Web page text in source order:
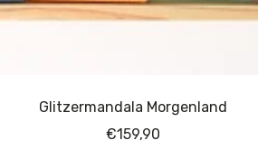
Glitzermandala Morgenland
Angebotspreis
€159,90